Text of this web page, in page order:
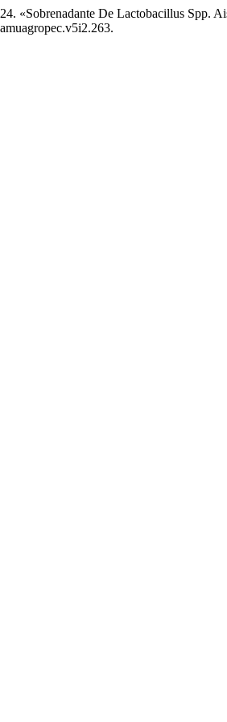
«Sobrenadante De Lactobacillus Spp.